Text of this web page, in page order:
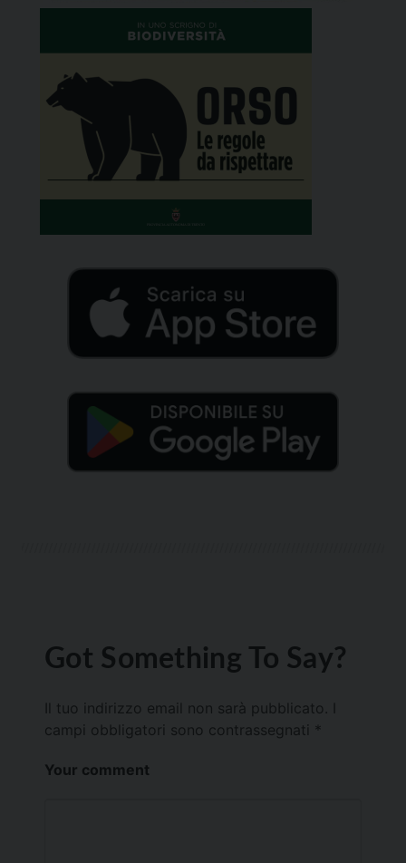
Got Something To Say?
Il tuo indirizzo email non sarà pubblicato.
campi obbligatori sono contrassegnati *
Your comment